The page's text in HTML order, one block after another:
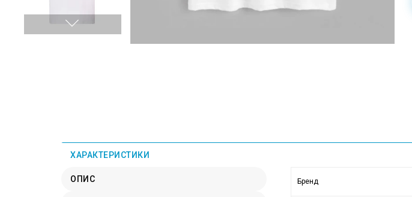
ХАРАКТЕРИСТИКИ
ОПИС Бренд